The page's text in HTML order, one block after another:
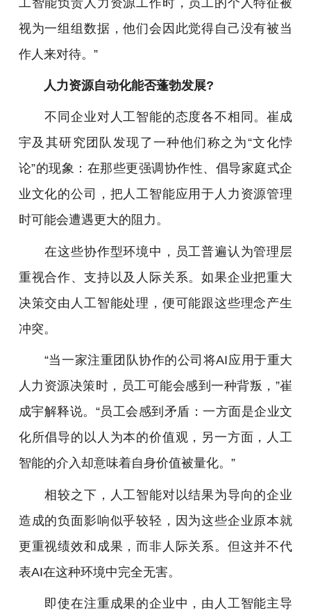
视为一组组数据，他们会因此觉得自己没有被当
作人来对待。”
人力资源自动化能否蓬勃发展?
不同企业对人工智能的态度各不相同。崔成
宇及其研究团队发现了一种他们称之为“文化悖
论”的现象：在那些更强调协作性、倡导家庭式企
业文化的公司，把人工智能应用于人力资源管理
时可能会遭遇更大的阻力。
在这些协作型环境中，员工普遍认为管理层
重视合作、支持以及人际关系。如果企业把重大
决策交由人工智能处理，便可能跟这些理念产生
冲突。
“当一家注重团队协作的公司将AI应用于重大
人力资源决策时，员工可能会感到一种背叛，”崔
成宇解释说。“员工会感到矛盾：一方面是企业文
化所倡导的以人为本的价值观，另一方面，人工
智能的介入却意味着自身价值被量化。”
相较之下，人工智能对以结果为导向的企业
造成的负面影响似乎较轻，因为这些企业原本就
更重视绩效和成果，而非人际关系。但这并不代
表AI在这种环境中完全无害。
即使在注重成果的企业中，由人工智能主导